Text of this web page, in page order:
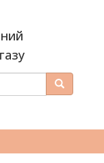
Пошук